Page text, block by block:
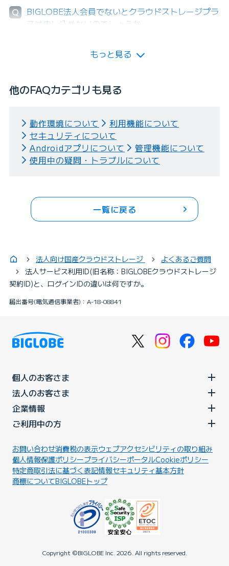
Q
BIGLOBE法人会員でないとクラウドストレージプラ
スは申し込めないのでしょうか。
もっと見る
他のFAQカテゴリも見る
動作環境について
利用機能について
セキュリティについて
Androidアプリについて
管理機能について
使用中の疑問・トラブルについて
一覧に戻る
法人向け国産クラウドストレージ
よくあるご質問
法人サービス利用ID(旧名称：BIGLOBEクラウドストレージ
契約ID)と、ログインIDの違いは何ですか。
届出番号(電気通信事業者)：A-18-08841
個人のお客さま
法人のお客さま
企業情報
ご利用中の方
お問い合わせ消費税の表示ウェブアクセシビリティの取り組み
個人情報保護ポリシープライバシーポータルCookieポリシー
特定商取引法に基づく表記情報セキュリティ基本方針
商標についてBIGLOBEトップ
Copyright ©BIGLOBE Inc. 2026. All rights reserved.